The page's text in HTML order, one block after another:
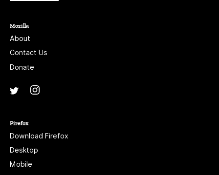
Mozilla
About
Contact Us
Donate
Twitter
Firefox
Download Firefox
Desktop
Mobile